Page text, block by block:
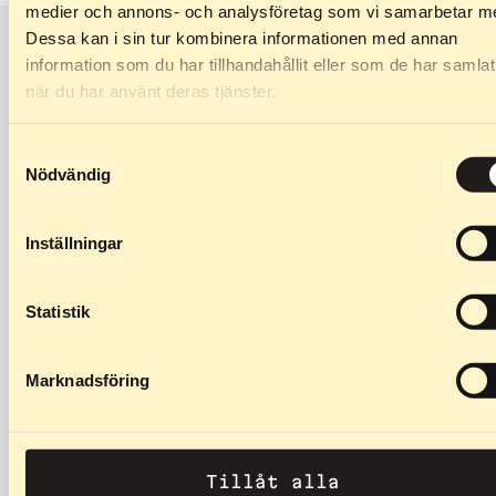
medier och annons- och analysföretag som vi samarbetar
Dessa kan i sin tur kombinera informationen med annan
information som du har tillhandahållit eller som de har
när du har använt deras tjänster.
Nödvändig
Inställningar
Statistik
Marknadsföring
Tillåt alla
Akseliväli 570 mm
Pyörän leveys 40 mm (1 tuumaa)
Tutustu myös